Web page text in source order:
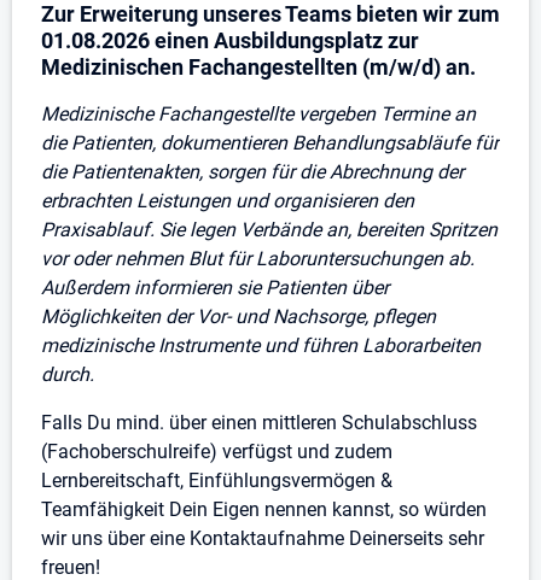
Zur Erweiterung unseres Teams bieten wir zum
01.08.2026 einen Ausbildungsplatz zur
Medizinischen Fachangestellten (m/w/d) an.
Medizinische Fachangestellte vergeben Termine an
die Patienten, dokumentieren Behandlungsabläufe für
die Patientenakten, sorgen für die Abrechnung der
erbrachten Leistungen und organisieren den
Praxisablauf. Sie legen Verbände an, bereiten Spritzen
vor oder nehmen Blut für Laboruntersuchungen ab.
Außerdem informieren sie Patienten über
Möglichkeiten der Vor- und Nachsorge, pflegen
medizinische Instrumente und führen Laborarbeiten
durch.
Falls Du mind. über einen mittleren Schulabschluss
(Fachoberschulreife) verfügst und zudem
Lernbereitschaft, Einfühlungsvermögen &
Teamfähigkeit Dein Eigen nennen kannst, so würden
wir uns über eine Kontaktaufnahme Deinerseits sehr
freuen!